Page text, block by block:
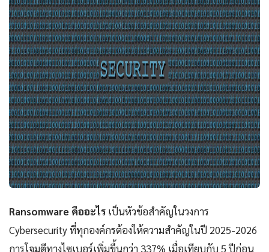
Ransomware คืออะไร เป็นหัวข้อสำคัญในวงการ
Cybersecurity ที่ทุกองค์กรต้องให้ความสำคัญในปี 2025-2026
การโจมตีทางไซเบอร์เพิ่มขึ้นกว่า 337% เมื่อเทียบกับ 5 ปีก่อน